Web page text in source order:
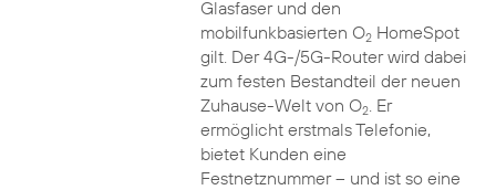
Glasfaser und den
mobilfunkbasierten O2HomeSpot
gilt. Der 4G-/5G-Router wird dabei
zum festen Bestandteil der neuen
Zuhause-Welt von O2. Er
ermöglicht erstmals Telefonie,
bietet Kunden eine
Festnetznummer – und ist so eine